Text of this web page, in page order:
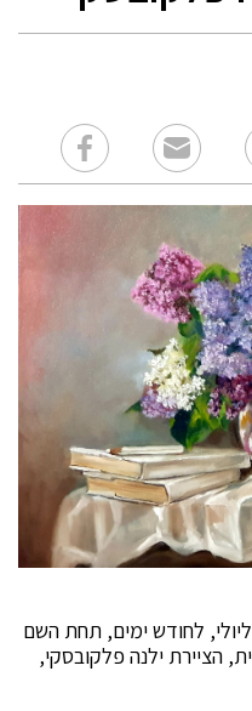
תערוכת יחיד תיפתח החל מה – 17 ליולי, לחודש ימים, תחת השם
הציירת ילנה פלקובסקי,